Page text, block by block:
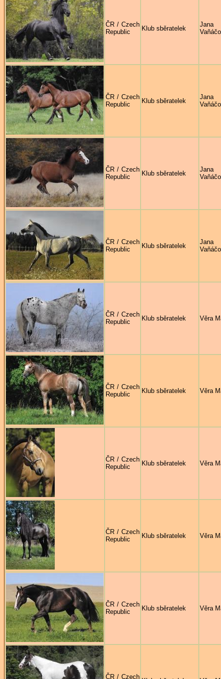
ČR / Czech
Republic
Klub sběratelek
Jana
ČR / Czech
Republic
Klub sběratelek
Jana
ČR / Czech
Republic
Klub sběratelek
Jana
ČR / Czech
Republic
Klub sběratelek
Jana
ČR / Czech
Republic
Klub sběratelek Věra
ČR / Czech
Republic
Klub sběratelek Věra
ČR / Czech
Republic
Klub sběratelek Věra
ČR / Czech
Republic
Klub sběratelek Věra
ČR / Czech
Republic
Klub sběratelek Věra
ČR / Czech